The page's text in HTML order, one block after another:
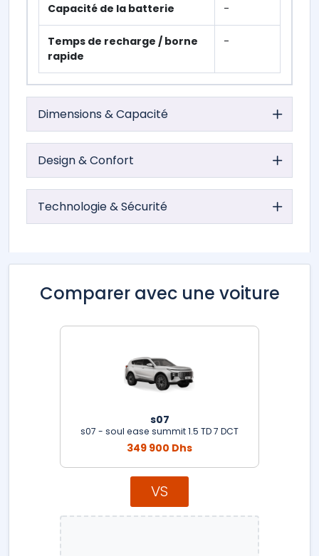
Capacité de la batterie -
Temps de recharge / borne
rapide
-
Dimensions & Capacité
Design & Confort
Technologie & Sécurité
Comparer avec une voiture
s07
s07 - soul ease summit 1.5 TD 7 DCT
349 900 Dhs
VS